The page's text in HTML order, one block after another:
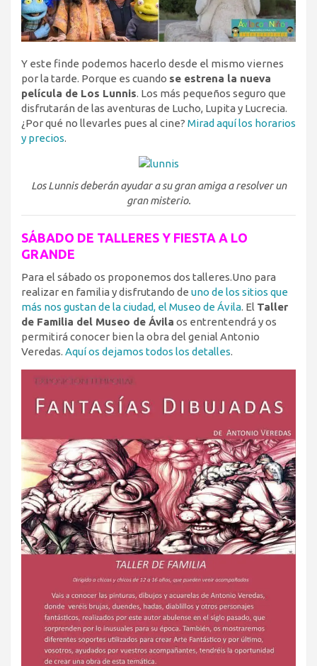
Y este finde podemos hacerlo desde el mismo viernes
por la tarde. Porque es cuando se estrena la nueva
película de Los Lunnis. Los más pequeños seguro que
disfrutarán de las aventuras de Lucho, Lupita y Lucrecia.
¿Por qué no llevarles pues al cine? Mirad aquí los horarios
y precios.
Los Lunnis deberán ayudar a su gran amiga a resolver un
gran misterio.
SÁBADO DE TALLERES Y FIESTA A LO
GRANDE
Para el sábado os proponemos dos talleres.Uno para
realizar en familia y disfrutando de uno de los sitios que
más nos gustan de la ciudad, el Museo de Ávila. El Taller
de Familia del Museo de Ávila os entrentendrá y os
permitirá conocer bien la obra del genial Antonio
Veredas. Aquí os dejamos todos los detalles.